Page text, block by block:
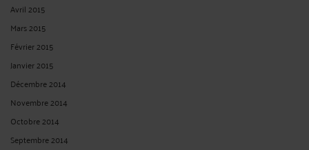
Avril 2015
Mars 2015
Février 2015
Janvier 2015
Décembre 2014
Novembre 2014
Octobre 2014
Septembre 2014